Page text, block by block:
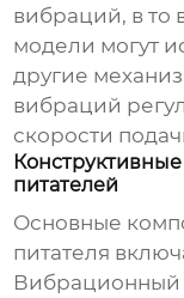
вибраций, в то
модели могут
другие
вибраций
скорости
питателей
Основные
питателя
Вибрационный